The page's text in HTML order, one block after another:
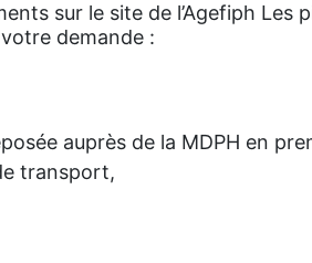
sur le site de l’Agefiph Les
demande :
auprès de la MDPH en
transport,